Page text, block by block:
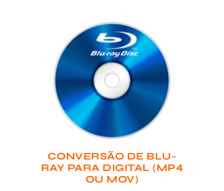
CONVERSÃO DE BLU-
RAY PARA DIGITAL (MP4
OU MOV)